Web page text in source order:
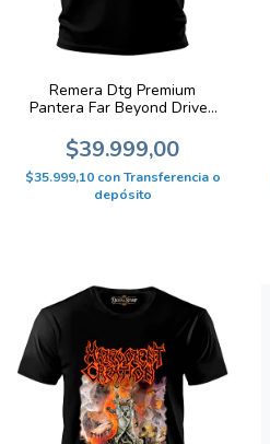
Remera Dtg Premium
Pantera Far Beyond Driven
$39.999,00
$35.999,10 con Transferencia o
depósito